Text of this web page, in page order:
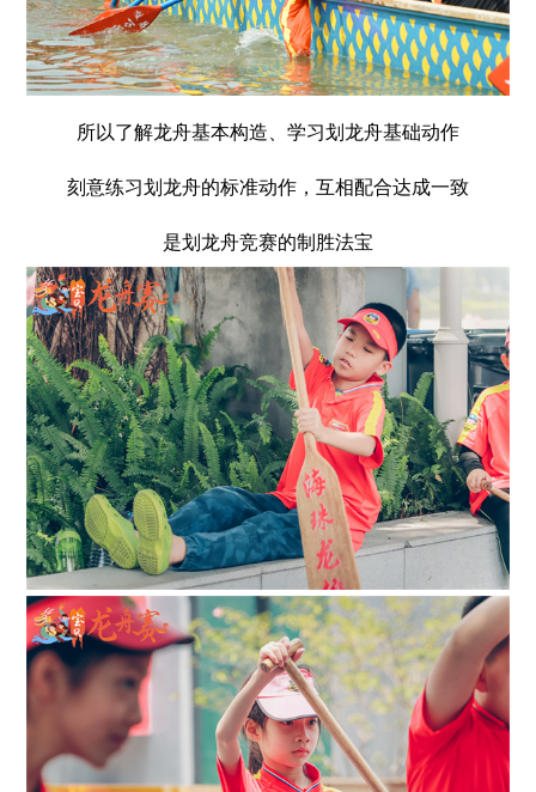
所以了解龙舟基本构造、学习划龙舟基础动作
刻意练习划龙舟的标准动作，互相配合达成一致
是划龙舟竞赛的制胜法宝